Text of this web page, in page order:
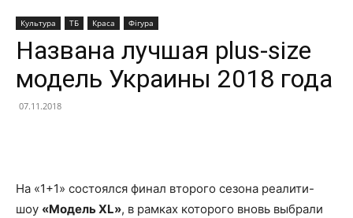
Культура ТБ Краса Фігура
Названа лучшая plus-size
модель Украины 2018 года
07.11.2018
На «1+1» состоялся финал второго сезона реалити-
шоу «Модель XL», в рамках которого вновь выбрали